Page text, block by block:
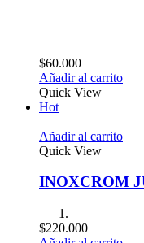
$60.000
Añadir al carrito
Quick View
Hot
Añadir al carrito
Quick View
INOXCROM
$220.000